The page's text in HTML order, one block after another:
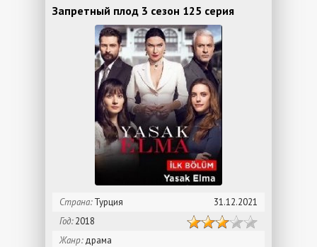
Запретный плод 3 сезон 125 серия
Страна:Турция
31.12.2021
Год:2018
Жанр:драма